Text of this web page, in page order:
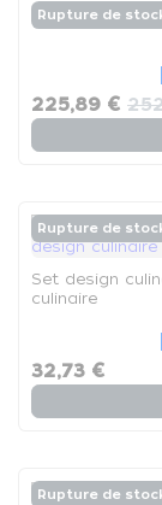
Rupture de
COUPE
225,89 €
Rupture de
Set design
culinaire
32,73 €
Rupture de